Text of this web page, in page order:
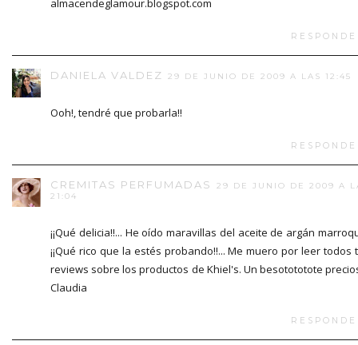
almacendeglamour.blogspot.com
DANIELA VALDEZ 29 DE JUNIO DE 2009 A LAS 12:45
Ooh!, tendré que probarla!!
CREMITAS PERFUMADAS
29 DE JUNIO DE 2009 A
21:04
¡¡Qué delicia!!... He oído maravillas del aceite de argán
¡¡Qué rico que la estés probando!!... Me muero por leer todos
reviews sobre los productos de Khiel's. Un besotototote
Claudia